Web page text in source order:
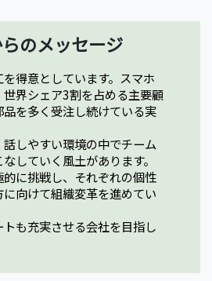
のメッセージ
得意としています。スマホ
界シェア3割を占める主要顧
を多く受注し続けている実
しやすい環境の中でチーム
していく風土があります。
に挑戦し、それぞれの個性
向けて組織変革を進めてい
も充実させる会社を目指し